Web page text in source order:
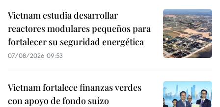
Vietnam estudia desarrollar
reactores modulares pequeños para
fortalecer su seguridad energética
07/08/2026 09:53
Vietnam fortalece finanzas verdes
con apoyo de fondo suizo